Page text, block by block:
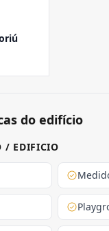
do edifício
/ EDIFICIO